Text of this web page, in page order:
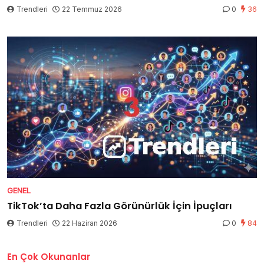
Trendleri 22 Temmuz 2026 0 36
GENEL
TikTok’ta Daha Fazla Görünürlük İçin İpuçları
Trendleri 22 Haziran 2026 0 84
En Çok Okunanlar